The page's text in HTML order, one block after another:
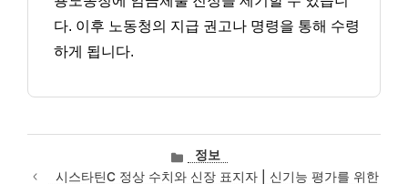
다. 이후 노동청의 지급 권고나 명령을 통해 수령
하게 됩니다.
카
테
정보
시스타틴C 정상 수치와 신장 표지자 | 신기능 평가를 위한